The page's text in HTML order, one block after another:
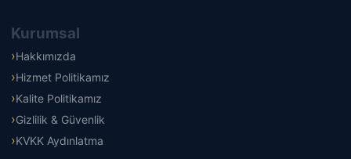
Kurumsal
Hakkımızda
Hizmet Politikamız
Kalite Politikamız
Gizlilik & Güvenlik
KVKK Aydınlatma